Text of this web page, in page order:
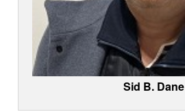
Sid B. Dane